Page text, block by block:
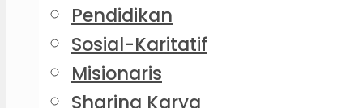
Pendidikan
Sosial-Karitatif
Misionaris
Sharing Karya